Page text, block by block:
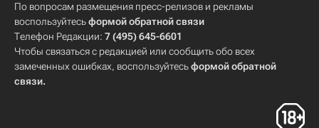
По вопросам размещения пресс-релизов и рекламы
воспользуйтесьформой обратной связи
Телефон Редакции: 7 (495) 645-6601
Чтобы связаться с редакцией или сообщить обо всех
замеченных ошибках, воспользуйтесьформой обратной
связи.